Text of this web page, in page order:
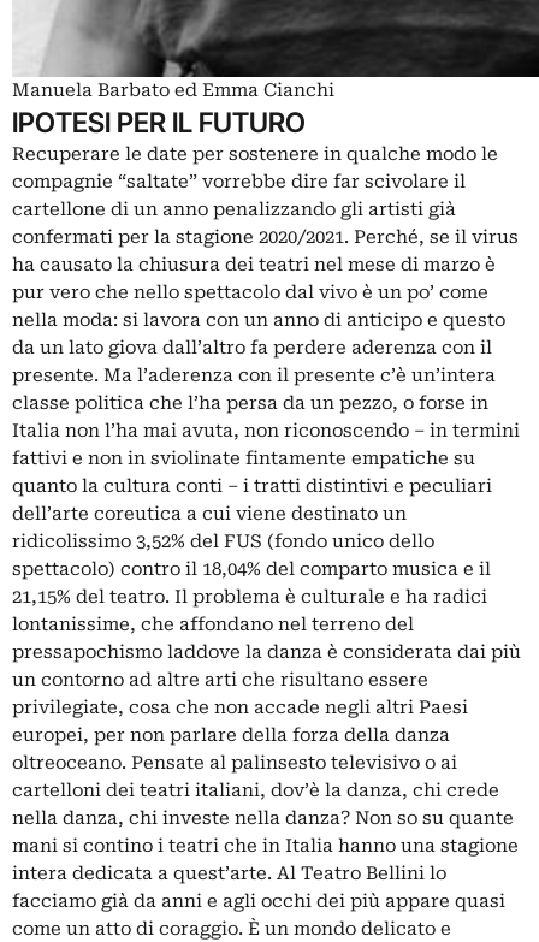
Manuela Barbato ed Emma Cianchi
IPOTESI PER IL FUTURO
Recuperare le date per sostenere in qualche modo le
compagnie “saltate” vorrebbe dire far scivolare il
cartellone di un anno penalizzando gli artisti già
confermati per la stagione 2020/2021. Perché, se il virus
ha causato la chiusura dei teatri nel mese di marzo è
pur vero che nello spettacolo dal vivo è un po’ come
nella moda: si lavora con un anno di anticipo e questo
da un lato giova dall’altro fa perdere aderenza con il
presente. Ma l’aderenza con il presente c’è un’intera
classe politica che l’ha persa da un pezzo, o forse in
Italia non l’ha mai avuta, non riconoscendo ‒ in termini
fattivi e non in sviolinate fintamente empatiche su
quanto la cultura conti – i tratti distintivi e peculiari
dell’arte coreutica a cui viene destinato un
ridicolissimo 3,52% del FUS (fondo unico dello
spettacolo) contro il 18,04% del comparto musica e il
21,15% del teatro. Il problema è culturale e ha radici
lontanissime, che affondano nel terreno del
pressapochismo laddove la danza è considerata dai più
un contorno ad altre arti che risultano essere
privilegiate, cosa che non accade negli altri Paesi
europei, per non parlare della forza della danza
oltreoceano. Pensate al palinsesto televisivo o ai
cartelloni dei teatri italiani, dov’è la danza, chi crede
nella danza, chi investe nella danza? Non so su quante
mani si contino i teatri che in Italia hanno una stagione
intera dedicata a quest’arte. Al Teatro Bellini lo
facciamo già da anni e agli occhi dei più appare quasi
come un atto di coraggio. È un mondo delicato e